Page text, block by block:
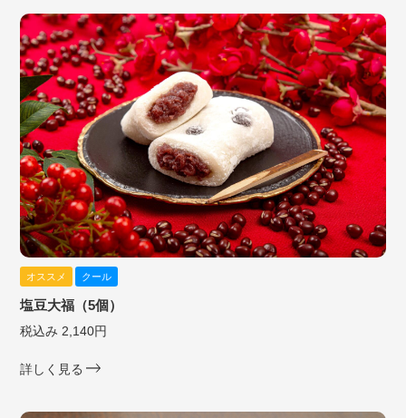
オススメ クール
塩豆大福（5個）
税込み 2,140円
詳しく見る